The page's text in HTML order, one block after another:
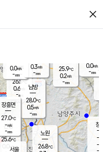
close
양주
26.5℃
0.6
-mm
25.9℃
0.2m/s
-mm
창
-
-m/
0.0m/s
-mm
은평
25.6℃
0.0 m/s
노원
26.8℃
남방
28.0℃
0.5m/s
-mm
장흥면
27.0℃
-m/s
-mm
0.0m/s
-mm
서울
0.3m/s
-mm